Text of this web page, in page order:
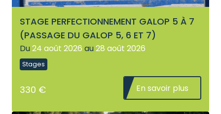
STAGE PERFECTIONNEMENT GALOP 5 À 7
(PASSAGE DU GALOP 5, 6 ET 7)
Du 24 août 2026 au 28 août 2026
Stages
330 € En savoir plus